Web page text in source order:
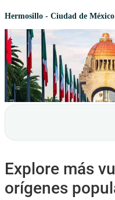
Hermosillo - Ciudad de México
Explore más
orígenes